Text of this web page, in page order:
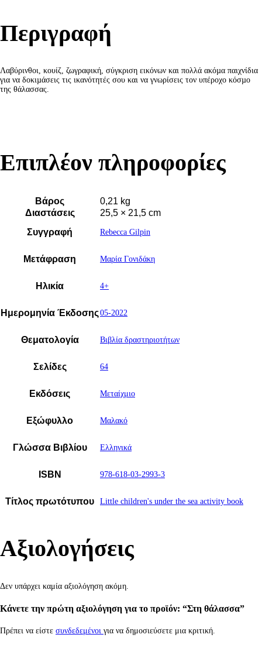
Περιγραφή
Λαβύρινθοι, κουίζ, ζωγραφική, σύγκριση εικόνων και πολλά ακόµα παιχνίδια
για να δοκιµάσεις τις ικανότητές σου και να γνωρίσεις τον υπέροχο κόσµο
της θάλασσας.
Επιπλέον πληροφορίες
Βάρος
0,21 kg
Διαστάσεις
25,5 × 21,5 cm
Συγγραφή
Rebecca Gilpin
Μετάφραση Μαρία Γονιδάκη
Ηλικία 4+
Ημερομηνία Έκδοσης05-2022
Θεματολογία Βιβλία δραστηριοτήτων
Σελίδες 64
Εκδόσεις Μεταίχμιο
Εξώφυλλο Μαλακό
Γλώσσα Βιβλίου Ελληνικά
ISBN 978-618-03-2993-3
Τίτλος πρωτότυπου Little children's under the sea activity book
Αξιολογήσεις
Δεν υπάρχει καμία αξιολόγηση ακόμη.
Κάνετε την πρώτη αξιολόγηση για το προϊόν: “Στη θάλασσα”
Πρέπει να είστε συνδεδεμένοι για να δημοσιεύσετε μια κριτική.